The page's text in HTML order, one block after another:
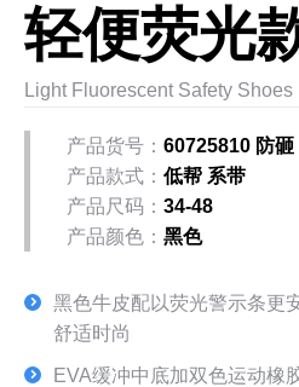
轻便荧光
Light Fluorescent Safety Shoes
产品货号： 60725810 防砸
产品款式： 低帮 系带
产品尺码： 34-48
产品颜色： 黑色
黑色牛皮配以荧光警示条更
舒适时尚
EVA缓冲中底加双色运动橡